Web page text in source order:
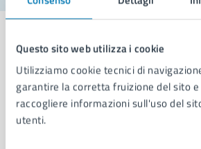
Questo sito web utilizza i cookie
Utilizziamo cookie tecnici di
garantire la corretta fruizione del sito
raccogliere informazioni sull'uso del
utenti.
Comune di Napoli